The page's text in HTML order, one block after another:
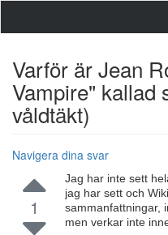
Varför är Jean
Vampire" kallad
våldtäkt)
Navigera dina svar
1
Jag har inte sett
jag har sett och
sammanfattningar,
men verkar inte